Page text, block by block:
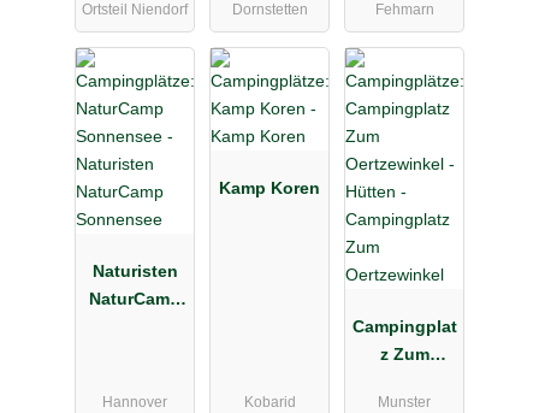
Ortsteil Niendorf
Dornstetten
Wulfener
Hals
Fehmarn
Naturisten
NaturCamp
Hannover
Kamp Koren
Kobarid
Campingplat
z Zum
Munster